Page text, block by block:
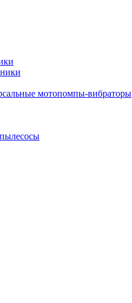
мотопомпы-вибраторы